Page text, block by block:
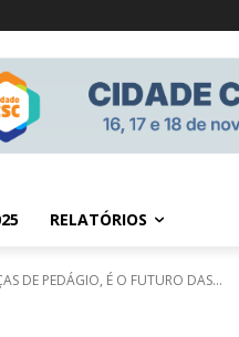
RELATÓRIOS
DE PEDÁGIO, É O FUTURO DAS...